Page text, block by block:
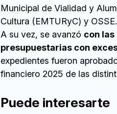
Municipal de Vialidad y
Cultura (EMTURyC) y OSSE.
A su vez, se avanzó con
presupuestarias con
expedientes fueron
financiero 2025 de las
Puede interesarte